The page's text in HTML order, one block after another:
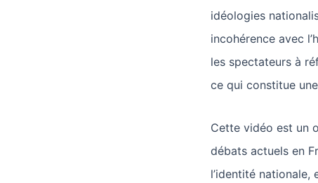
idéologies
incohérence avec
les spectateurs à
ce qui constitue
Cette vidéo est un
débats actuels en
l’identité nationale,